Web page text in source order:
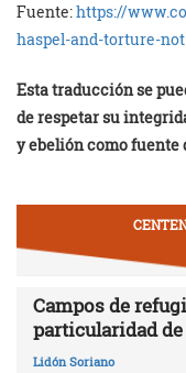
Fuente:https://
haspel-and-torture-
Esta traducción se
de respetar su
y ebelión como fuente
Campos de
particularidad
Lidón Soriano